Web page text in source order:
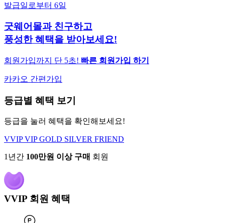
발급일로부터 6일
굿웨어몰과 친구하고
풍성한 혜택을 받아보세요!
회원가입까지 단 5초! 빠른 회원가입 하기
카카오 간편가입
등급별 혜택 보기
등급을 눌러 혜택을 확인해보세요!
VVIP VIP GOLD SILVER FRIEND
1년간 100만원 이상 구매 회원
VVIP 회원 혜택